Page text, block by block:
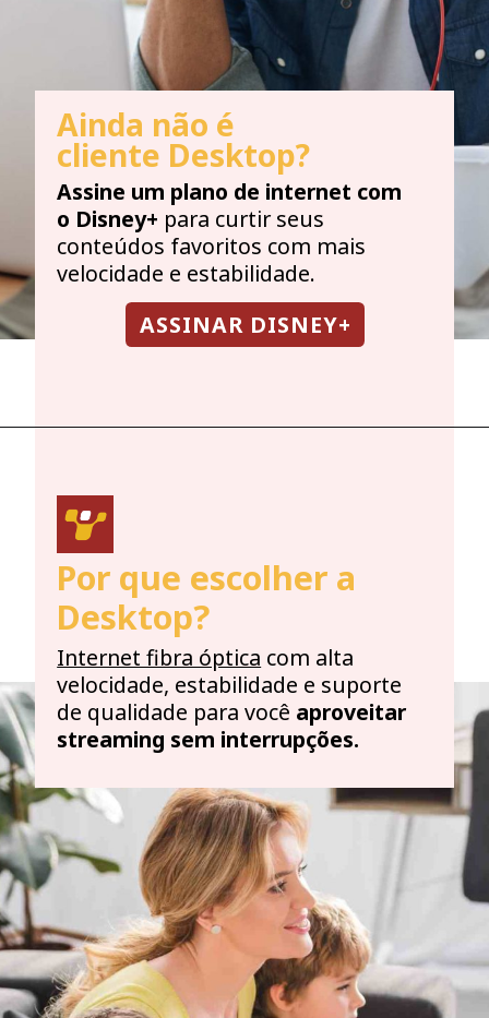
Ainda não é
cliente Desktop?
Assine um plano de internet com
o Disney+ para curtir seus
conteúdos favoritos com mais
velocidade e estabilidade.
ASSINAR DISNEY+
Internet fibra óptica com alta
velocidade, estabilidade e suporte
de qualidade para você aproveitar
streaming sem interrupções.
Por que escolher a
Desktop?